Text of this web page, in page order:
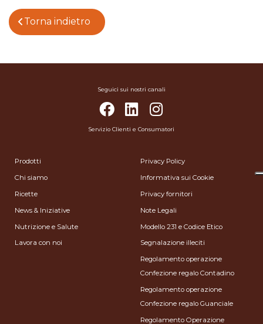
Torna indietro
Seguici sui nostri canali
Servizio Clienti e Consumatori
Prodotti
Chi siamo
Ricette
News & Iniziative
Nutrizione e Salute
Lavora con noi
Privacy Policy
Informativa sui Cookie
Privacy fornitori
Note Legali
Modello 231 e Codice Etico
Segnalazione illeciti
Regolamento operazione
Confezione regalo Contadino
Regolamento operazione
Confezione regalo Guanciale
Regolamento Operazione